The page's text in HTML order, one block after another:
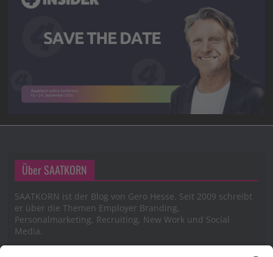
Über SAATKORN
SAATKORN ist der Blog von Gero Hesse. Seit 2009 schreibt
er über die Themen Employer Branding,
Personalmarketing, Recruiting, New Work und Social
Media.